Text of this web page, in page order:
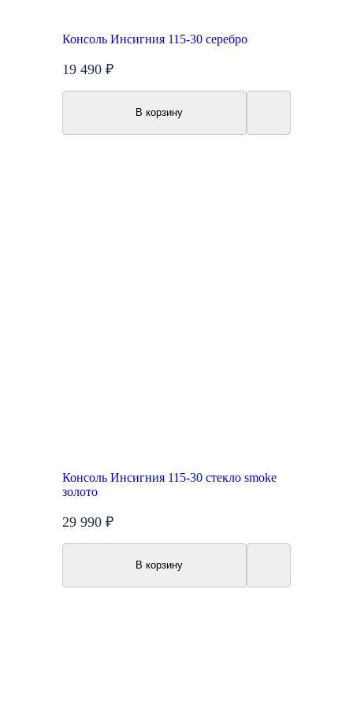
Консоль Инсигния 115-30 серебро
19 490 ₽
В корзину
Консоль Инсигния 115-30 стекло smoke
золото
29 990 ₽
В корзину